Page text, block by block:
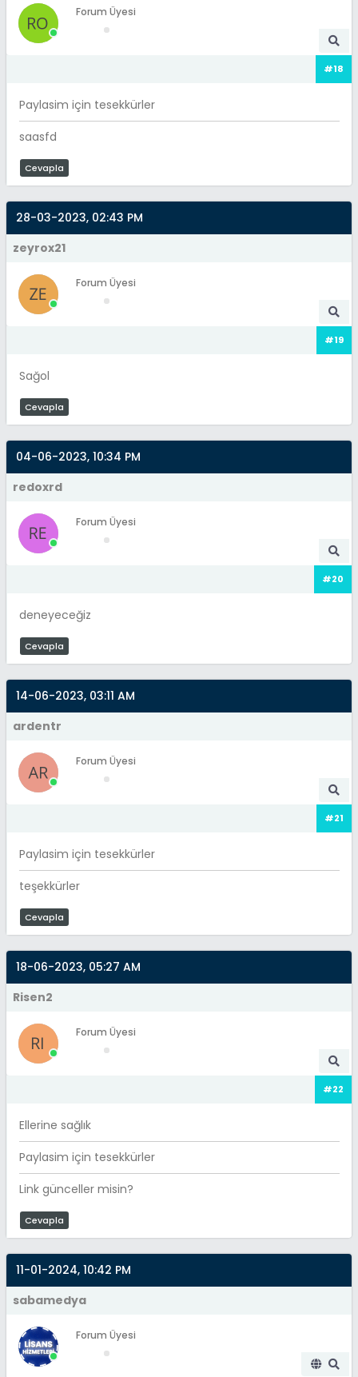
Forum Üyesi
#18
Paylasim için tesekkürler
saasfd
Cevapla
28-03-2023, 02:43 PM
zeyrox21
Forum Üyesi
#19
Sağol
Cevapla
04-06-2023, 10:34 PM
redoxrd
Forum Üyesi
#20
deneyeceğiz
Cevapla
14-06-2023, 03:11 AM
ardentr
Forum Üyesi
#21
Paylasim için tesekkürler
teşekkürler
Cevapla
18-06-2023, 05:27 AM
Risen2
Forum Üyesi
#22
Ellerine sağlık
Paylasim için tesekkürler
Link günceller misin?
Cevapla
11-01-2024, 10:42 PM
sabamedya
Forum Üyesi